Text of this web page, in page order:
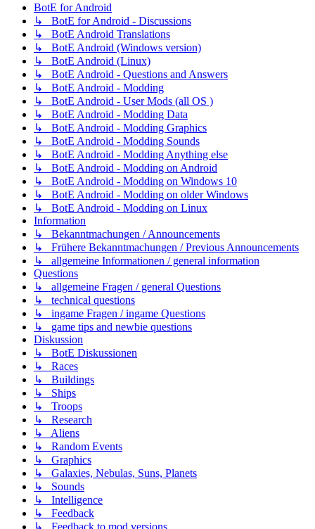
BotE for Android
↳ BotE for Android - Discussions
↳ BotE Android Translations
↳ BotE Android (Windows version)
↳ BotE Android (Linux)
↳ BotE Android - Questions and Answers
↳ BotE Android - Modding
↳ BotE Android - User Mods (all OS )
↳ BotE Android - Modding Data
↳ BotE Android - Modding Graphics
↳ BotE Android - Modding Sounds
↳ BotE Android - Modding Anything else
↳ BotE Android - Modding on Android
↳ BotE Android - Modding on Windows 10
↳ BotE Android - Modding on older Windows
↳ BotE Android - Modding on Linux
Information
↳ Bekanntmachungen / Announcements
↳ Frühere Bekanntmachungen / Previous Announcements
↳ allgemeine Informationen / general information
Questions
↳ allgemeine Fragen / general Questions
↳ technical questions
↳ ingame Fragen / ingame Questions
↳ game tips and newbie questions
Diskussion
↳ BotE Diskussionen
↳ Races
↳ Buildings
↳ Ships
↳ Troops
↳ Research
↳ Aliens
↳ Random Events
↳ Graphics
↳ Galaxies, Nebulas, Suns, Planets
↳ Sounds
↳ Intelligence
↳ Feedback
↳ Feedback to mod versions